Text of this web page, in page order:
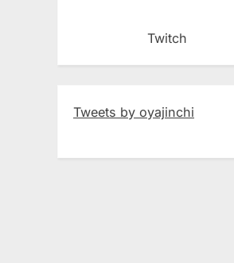
Twitch
Tweets by oyajinchi